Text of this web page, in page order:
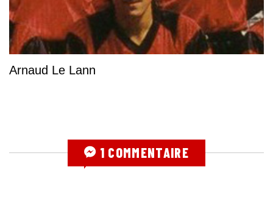
Arnaud Le Lann
1 COMMENTAIRE